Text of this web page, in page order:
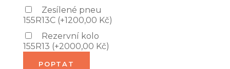
Zesílené pneu
155R13C (+1200,00 Kč)
Rezervní kolo
155R13 (+2000,00 Kč)
POPTAT